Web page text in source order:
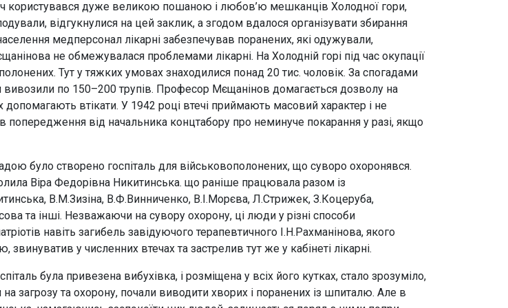
користувався дуже великою пошаною і любов’ю мешканців Холодної гори,
відгукнулися на цей заклик, а згодом вдалося організувати збирання
медперсонал лікарні забезпечував поранених, які одужували,
не обмежувалася проблемами лікарні. На Холодній горі під час окупації
Тут у тяжких умовах знаходилися понад 20 тис. чоловік. За спогадами
по 150–200 трупів. Професор Мєщанінов домагається дозволу на
втікати. У 1942 році втечі приймають масовий характер і не
від начальника концтабору про неминуче покарання у разі, якщо
було створено госпіталь для військовополонених, що суворо охоронявся.
Віра Федорівна Никитинська. що раніше працювала разом із
В.М.Зизіна, В.Ф.Винниченко, В.І.Морєва, Л.Стрижек, З.Коцеруба,
та інші. Незважаючи на сувору охорону, ці люди у різні способи
навіть загибель завідуючого терапевтичного І.Н.Рахманінова, якого
у численних втечах та застрелив тут же у кабінеті лікарні.
була привезена вибухівка, і розміщена у всіх його кутках, стало зрозуміло,
загрозу та охорону, почали виводити хворих і поранених із шпиталю. Але в